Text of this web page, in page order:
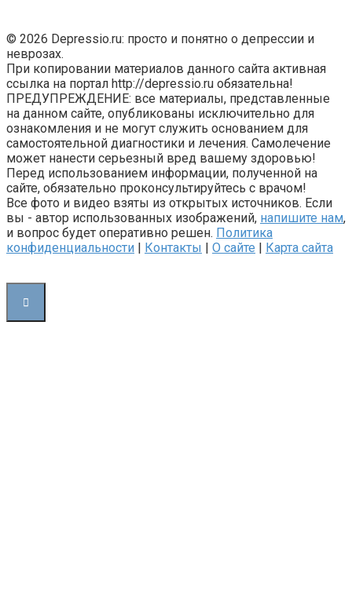
© 2026 Depressio.ru: просто и понятно о депрессии и
неврозах.
При копировании материалов данного сайта активная
ссылка на портал http://depressio.ru обязательна!
ПРЕДУПРЕЖДЕНИЕ: все материалы, представленные
на данном сайте, опубликованы исключительно для
ознакомления и не могут служить основанием для
самостоятельной диагностики и лечения. Самолечение
может нанести серьезный вред вашему здоровью!
Перед использованием информации, полученной на
сайте, обязательно проконсультируйтесь с врачом!
Все фото и видео взяты из открытых источников. Если
вы - автор использованных изображений, напишите нам,
и вопрос будет оперативно решен. Политика
конфиденциальности
Контакты О сайте Карта сайта